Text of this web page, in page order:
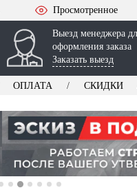
Просмотренное
Выезд менеджера
оформления заказа
Заказать выезд
ОПЛАТА СКИДКИ